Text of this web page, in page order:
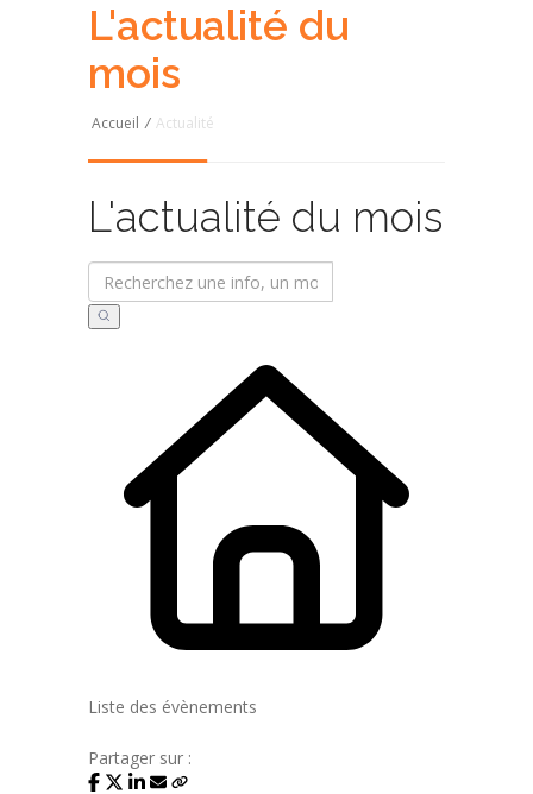
L'actualité du
mois
Accueil / Actualité
L'actualité du mois
Liste des évènements
Partager sur :